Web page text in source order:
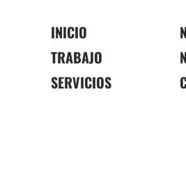
INICIO
TRABAJO
SERVICIOS